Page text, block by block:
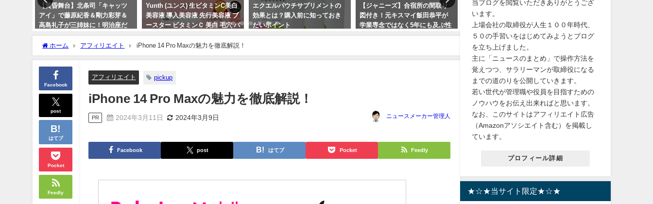
【黄昏舞台】北条司「キャッツ
アイ」で藤原紀香＆剛力彩芽＆
高島礼子が三姉妹に！明治座だ
けに明治時代の劇らしいｗ
2023年9月30日
Yunth (ユンス) 生ビタミンC美白
美容液 導入美容液 先行美容液 ブ
ースター ビタミンＣ 美白 毛穴 パ
ラベンフ
2024年3月20日
エクエルパウチサプリメントの
効果とは？購入前に知っておき
たいポイント
【ジャニーズ】合宿所の間取り
図付き！元キスマイ飯田恭平が
学業専念ではなく5年にも及ぶ性
被害で脱退告白。ジャニーズ事
【楽天レビューが凄い！】美陽
堂ミネラルウォーターの効果と
は？もちろん送料無料！
2024年2月14日
【お得な情報】半額クーポ
に入れよう！ふるさと納
天ランキング！
ホーム アフィリエイト iPhone 14 Pro Maxの魅力を徹底解説！
Facebook
post
はてブ
Pocket
Feedly
アフィリエイト pickup
iPhone 14 Pro Maxの魅力を徹底解説！
PR 2024年3月11日 2024年3月9日 ニュースメーカー管理人
Facebook post はてブ Pocket Feedly
当ブログを閲覧いただきありがとうござ
います。
上場会社の取締役が人生１００年時代、
５０の手習いをはじめてみようとブログ
を立ち上げました。
主に「ニュースのまとめ」で操作方法を
覚えつつ、サラリーマンが取締役になる
までの道のりを公開していきます。
若い世代が管理職や役員を目指すための
ノウハウをお伝え出来ればと思います。
なお、このサイトはアフィリエイト広告
（Amazonアソシエイト含む）を掲載し
ています。
プロフィール詳細
★☆★当サイト限定★☆★